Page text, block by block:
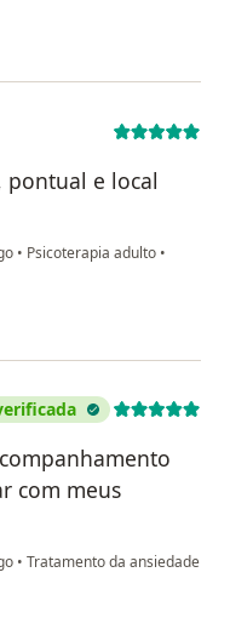
pontual e local
• Psicoterapia adulto •
com meus
• Tratamento da ansiedade